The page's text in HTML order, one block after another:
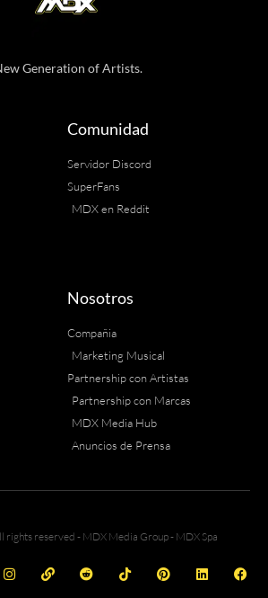
Generation of Artists.
Comunidad
Servidor Discord
SuperFans
MDX en Reddit
Nosotros
Compañia
Marketing Musical
Partnership con Artistas
Partnership con Marcas
MDX Media Hub
Anuncios de Prensa
reserved - MDX Media Group - MDX Spa